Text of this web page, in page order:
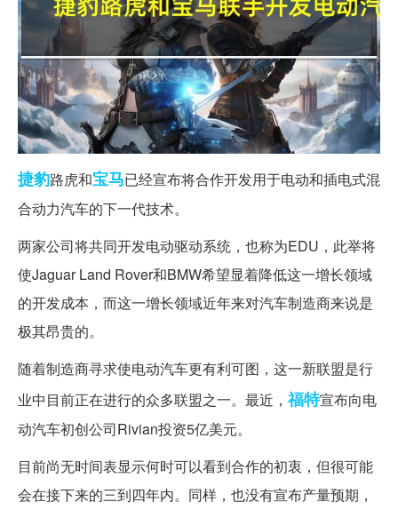
捷豹路虎和宝马已经宣布将合作开发用于电动和插电式混
合动力汽车的下一代技术。
两家公司将共同开发电动驱动系统，也称为EDU，此举将
使Jaguar Land Rover和BMW希望显着降低这一增长领域
的开发成本，而这一增长领域近年来对汽车制造商来说是
极其昂贵的。
随着制造商寻求使电动汽车更有利可图，这一新联盟是行
业中目前正在进行的众多联盟之一。最近， 福特宣布向电
动汽车初创公司Rivian投资5亿美元。
目前尚无时间表显示何时可以看到合作的初衷，但很可能
会在接下来的三到四年内。同样，也没有宣布产量预期，